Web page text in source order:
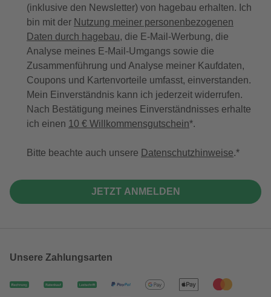
(inklusive den Newsletter) von hagebau erhalten. Ich
bin mit der Nutzung meiner personenbezogenen
Daten durch hagebau, die E-Mail-Werbung, die
Analyse meines E-Mail-Umgangs sowie die
Zusammenführung und Analyse meiner Kaufdaten,
Coupons und Kartenvorteile umfasst, einverstanden.
Mein Einverständnis kann ich jederzeit widerrufen.
Nach Bestätigung meines Einverständnisses erhalte
ich einen 10 € Willkommensgutschein*.
Bitte beachte auch unsere Datenschutzhinweise.
JETZT ANMELDEN
Unsere Zahlungsarten